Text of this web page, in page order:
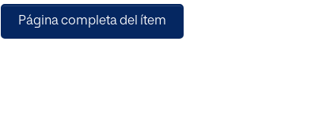
diferenciación en las actividades de clase, el
los estudiantes, su educación debe ser apoyada en
Página completa del ítem